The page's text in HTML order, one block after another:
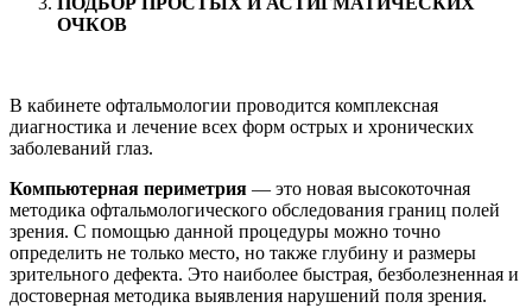
ОЧКОВ
В кабинете офтальмологии проводится комплексная
диагностика и лечение всех форм острых и хронических
заболеваний глаз.
Компьютерная периметрия — это новая высокоточная
методика офтальмологического обследования границ полей
зрения. С помощью данной процедуры можно точно
определить не только место, но также глубину и размеры
зрительного дефекта. Это наиболее быстрая, безболезненная и
достоверная методика выявления нарушений поля зрения.